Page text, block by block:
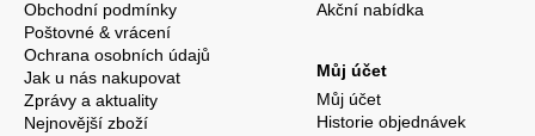
Obchodní podmínky
Poštovné & vrácení
Ochrana osobních údajů
Jak u nás nakupovat
Zprávy a aktuality
Nejnovější zboží
Akční nabídka
Můj účet
Můj účet
Historie objednávek